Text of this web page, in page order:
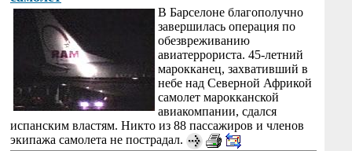
В Барселоне благополучно
завершилась операция по
обезвреживанию
авиатеррориста. 45-летний
марокканец, захвативший в
небе над Северной Африкой
самолет марокканской
авиакомпании, сдался
испанским властям. Никто из 88 пассажиров и членов
экипажа самолета не пострадал.